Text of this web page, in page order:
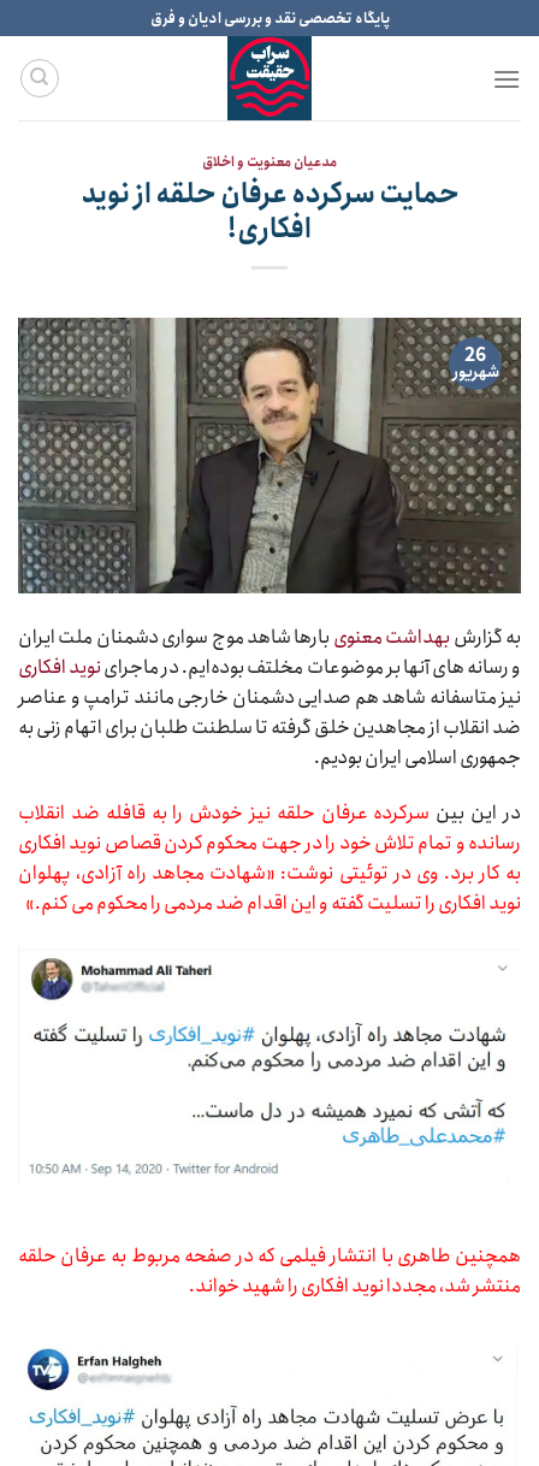
to
content
پایگاه تخصصی نقد و بررسی ادیان و فرق
مدعیان معنویت و اخلاق
حمایت سرکرده عرفان حلقه از نوید
افکاری!
26
شهریور
به گزارش بهداشت معنوی بارها شاهد موج سواری دشمنان ملت ایران
و رسانه های آنها بر موضوعات مخلتف بوده‌ایم. در ماجراینوید افکاری
نیز متاسفانه شاهد هم صدایی دشمنان خارجی مانند ترامپ و عناصر
ضد انقلاب از مجاهدین خلق گرفته تا سلطنت طلبان برای اتهام زنی به
جمهوری اسلامی ایران بودیم.
در این بین سرکرده عرفان حلقه نیز خودش را به قافله ضد انقلاب
رسانده و تمام تلاش خود را در جهت محکوم کردن قصاص نوید افکاری
به کار برد. وی در توئیتی نوشت: «شهادت مجاهد راه آزادی، پهلوان
نوید افکاری را تسلیت گفته و این اقدام ضد مردمی را محکوم می کنم.»
همچنین طاهری با انتشار فیلمی که در صفحه مربوط به عرفان حلقه
منتشر شد، مجددا نوید افکاری را شهید خواند.